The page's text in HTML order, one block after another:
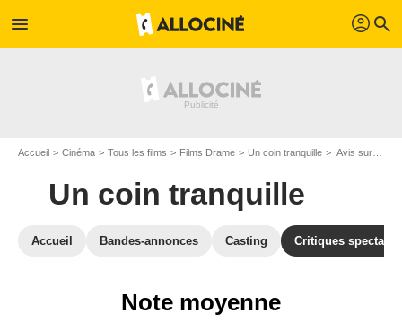
menu profil search
Accueil Cinéma Tous les films Films Drame Un coin tranquille Avis sur Un coin tranquille
Un coin tranquille
Accueil Bandes-annonces Casting Critiques
Note moyenne